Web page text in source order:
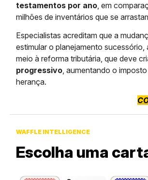
testamentos por ano, em
milhões de inventários que se
Especialistas acreditam que a
estimular o planejamento sucessório,
meio à reforma tributária, que deve
progressivo, aumentando o
herança.
WAFFLE INTELLIGENCE
Escolha uma